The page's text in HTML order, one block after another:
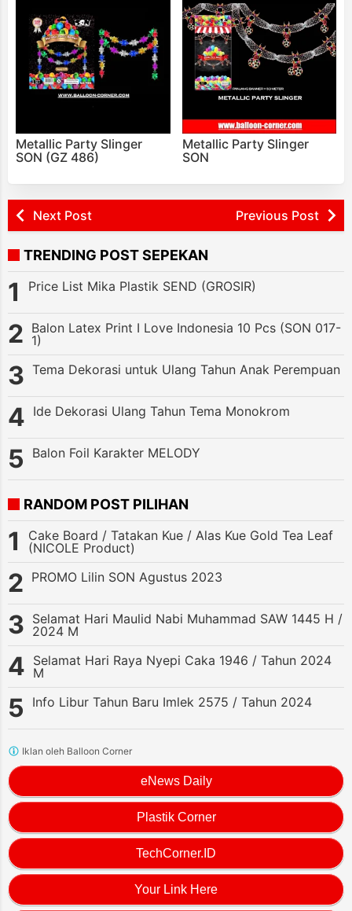
Metallic Party Slinger
SON (GZ 486)
Metallic Party Slinger
SON
Next Post Previous Post
TRENDING POST SEPEKAN
Price List Mika Plastik SEND (GROSIR)
Balon Latex Print I Love Indonesia 10 Pcs (SON 017-
1)
Tema Dekorasi untuk Ulang Tahun Anak Perempuan
Ide Dekorasi Ulang Tahun Tema Monokrom
Balon Foil Karakter MELODY
RANDOM POST PILIHAN
Cake Board / Tatakan Kue / Alas Kue Gold Tea Leaf
(NICOLE Product)
PROMO Lilin SON Agustus 2023
Selamat Hari Maulid Nabi Muhammad SAW 1445 H /
2024 M
Selamat Hari Raya Nyepi Caka 1946 / Tahun 2024
M
Info Libur Tahun Baru Imlek 2575 / Tahun 2024
eNews Daily
Plastik Corner
TechCorner.ID
Your Link Here
Iklan oleh Balloon Corner